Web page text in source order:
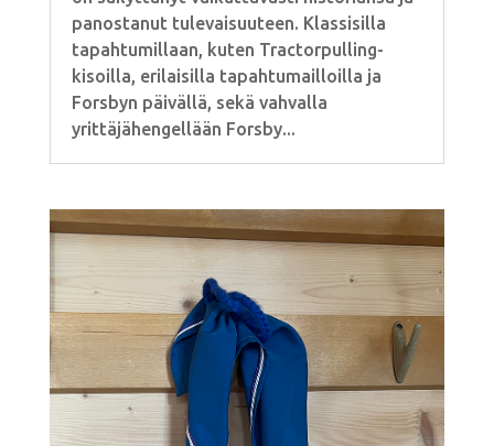
panostanut tulevaisuuteen. Klassisilla
tapahtumillaan, kuten Tractorpulling-
kisoilla, erilaisilla tapahtumailloilla ja
Forsbyn päivällä, sekä vahvalla
yrittäjähengellään Forsby...